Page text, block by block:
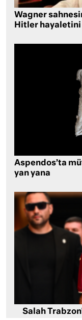
Wagner
Hitler hayaletini
Aspendos’ta
yan yana
Salah